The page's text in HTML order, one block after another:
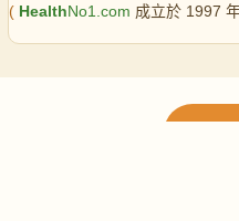
( HealthNo1.com 成立於 1997